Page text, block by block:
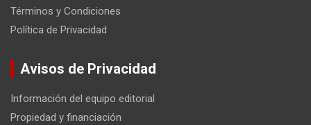
Términos y Condiciones
Política de Privacidad
Avisos de Privacidad
Información del equipo editorial
Propiedad y financiación